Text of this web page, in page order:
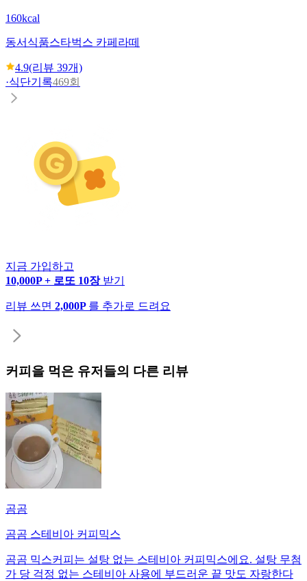
160kcal
동서식품스타벅스 카페라떼
4.9(리뷰 39개)
·식단기록469회
지금 가입하고
10,000P + 로또 10장 받기
리뷰 쓰면 2,000P 를 추가로 드려요
커피 을 먹은 유저들의 다른 리뷰
곰곰
곰곰 스테비아 커피믹스
곰곰 믹스커피는 설탕 없는 스테비아 커피믹스에요. 설탕 무첨
가 당 걱정 없는 스테비아 사용에 부드러운 끝 맛도 자랑한다